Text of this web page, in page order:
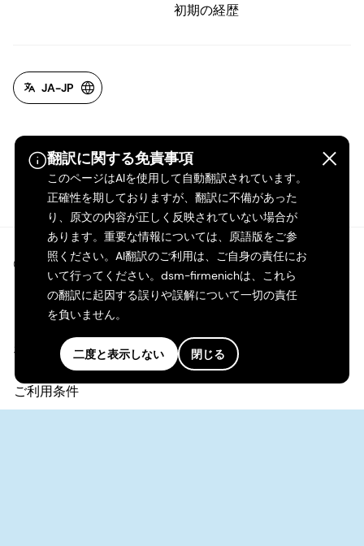
翻訳に関する免責事項
このページはAIを使用して自動翻訳されています。
正確性を期しておりますが、翻訳に不備があった
り、原文の内容が正しく反映されていない場合が
あります。重要な情報については、原語版をご参
照ください。AI翻訳のご利用は、ご自身の責任にお
いて行ってください。dsm-firmenichは、これら
の翻訳に起因する誤りや誤解について一切の責任
を負いません。
二度と表示しない 閉じる
初期の経歴
JA-JP
©2026 dsm-firmenich。無断転載・複製を禁じます。
プライバシーポリシー
利用規約
ご利用条件